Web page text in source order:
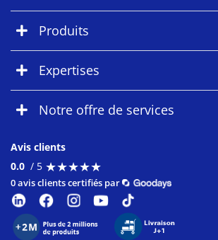
Produits
Expertises
Notre offre de services
Avis clients
0.0 / 5 ★★★★★
★★★★★
0 avis clients certifiés par